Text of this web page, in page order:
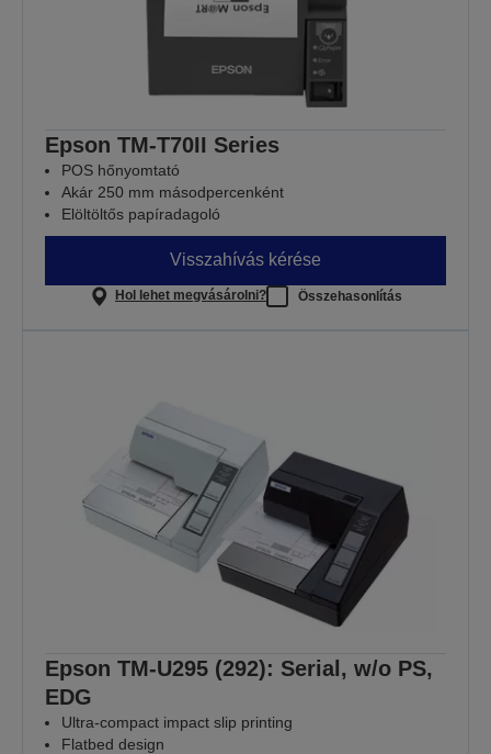
Epson TM-T70II Series
POS hőnyomtató
Akár 250 mm másodpercenként
Elöltöltős papíradagoló
Visszahívás kérése
Hol lehet megvásárolni? Összehasonlítás
Epson TM-U295 (292): Serial, w/o PS,
EDG
Ultra-compact impact slip printing
Flatbed design